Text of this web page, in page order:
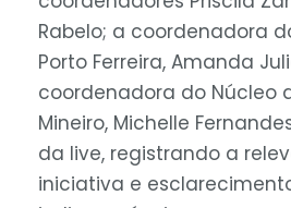
Rabelo; a coordenadora
Porto Ferreira, Amanda
coordenadora do Núcleo
Mineiro, Michelle
da live, registrando a
iniciativa e